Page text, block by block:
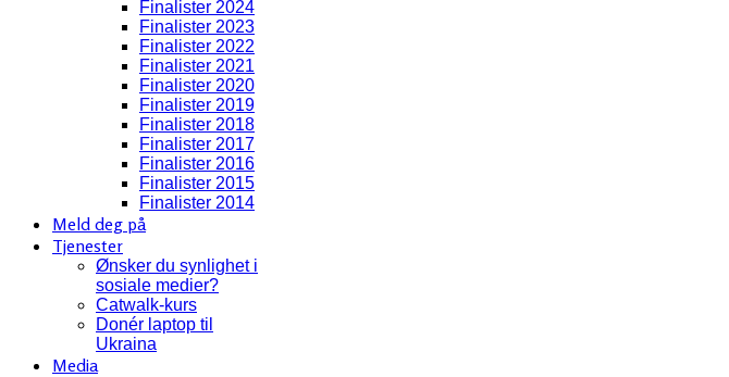
Finalister 2024
Finalister 2023
Finalister 2022
Finalister 2021
Finalister 2020
Finalister 2019
Finalister 2018
Finalister 2017
Finalister 2016
Finalister 2015
Finalister 2014
Meld deg på
Tjenester
Ønsker du synlighet i
sosiale medier?
Catwalk-kurs
Donér laptop til
Ukraina
Media